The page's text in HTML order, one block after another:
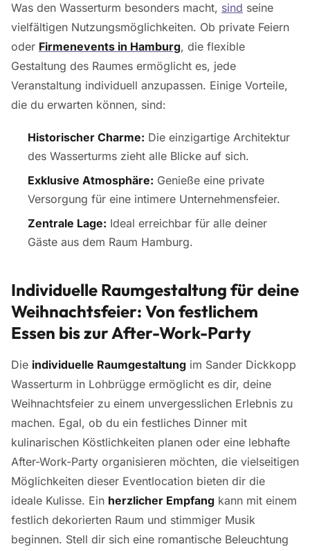
Was den Wasserturm besonders macht, sind seine
vielfältigen Nutzungsmöglichkeiten. Ob private Feiern
oder Firmenevents in Hamburg, die flexible
Gestaltung des Raumes ermöglicht es, jede
Veranstaltung individuell anzupassen. Einige Vorteile,
die du erwarten können, sind:
Historischer Charme: Die einzigartige Architektur
des Wasserturms zieht alle Blicke auf sich.
Exklusive Atmosphäre: Genieße eine private
Versorgung für eine intimere Unternehmensfeier.
Zentrale Lage: Ideal erreichbar für alle deiner
Gäste aus dem Raum Hamburg.
Individuelle Raumgestaltung für deine
Weihnachtsfeier: Von festlichem
Essen bis zur After-Work-Party
Die individuelle Raumgestaltung im Sander Dickkopp
Wasserturm in Lohbrügge ermöglicht es dir, deine
Weihnachtsfeier zu einem unvergesslichen Erlebnis zu
machen. Egal, ob du ein festliches Dinner mit
kulinarischen Köstlichkeiten planen oder eine lebhafte
After-Work-Party organisieren möchten, die vielseitigen
Möglichkeiten dieser Eventlocation bieten dir die
ideale Kulisse. Ein herzlicher Empfang kann mit einem
festlich dekorierten Raum und stimmiger Musik
beginnen. Stell dir sich eine romantische Beleuchtung